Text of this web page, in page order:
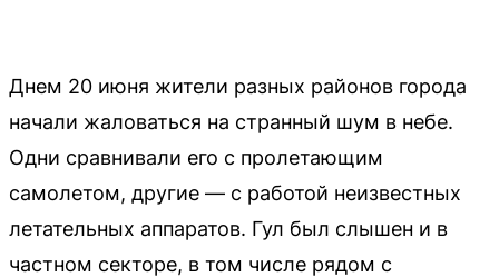
Днем 20 июня жители разных районов города
начали жаловаться на странный шум в небе.
Одни сравнивали его с пролетающим
самолетом, другие — с работой неизвестных
летательных аппаратов. Гул был слышен и в
частном секторе, в том числе рядом с